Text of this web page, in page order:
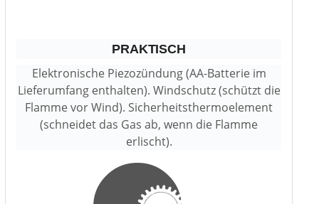
PRAKTISCH
Elektronische Piezozündung (AA-Batterie im
Lieferumfang enthalten). Windschutz (schützt die
Flamme vor Wind). Sicherheitsthermoelement
(schneidet das Gas ab, wenn die Flamme
erlischt).